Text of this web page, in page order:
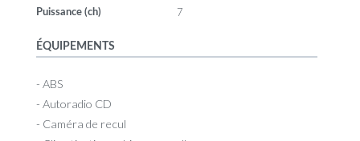
Puissance (ch) 7
ÉQUIPEMENTS
- ABS
- Autoradio CD
- Caméra de recul